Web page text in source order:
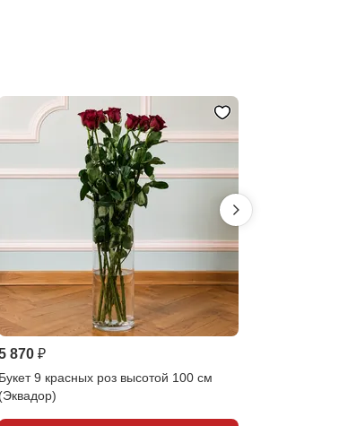
870 ₽
Букет 9 красных роз высотой 100 см
(Эквадор)